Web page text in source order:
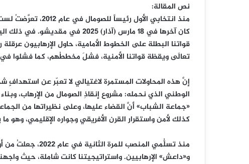
نص المقالة:
منذ انتخابِي الأول
كان آخرها في 18 مارس (آذار)
قواتنا البطلة على الخطوط الأمامية، حاول الإرهابيون
تعالَى ويقظة قواتنا الأمنية، فشلَ مخططُهم، كما فشلوا
إنَّ هذه المحاولات المستمرة لاغتيالي لا تعبّر عن
الوطني الذي نحمله: مشروع إنقاذِ الصومال من الإرهاب،
«جماعة الشباب» أنَّ القضاء عليها، وعلى نظيراتها من
كذلك لأمن واستقرار القرن الأفريقي وجواره الإقليمي، وهو
منذ تسلُّمي المنصب
و«داعش» الإرهابيين. واستراتيجيتنا كانت شاملة، حيث